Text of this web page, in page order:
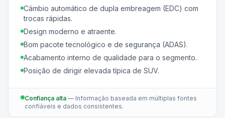
Câmbio automático de dupla embreagem (EDC) com
trocas rápidas.
Design moderno e atraente.
Bom pacote tecnológico e de segurança (ADAS).
Acabamento interno de qualidade para o segmento.
Posição de dirigir elevada típica de SUV.
Confiança alta — Informação baseada em múltiplas fontes
confiáveis e dados consistentes.